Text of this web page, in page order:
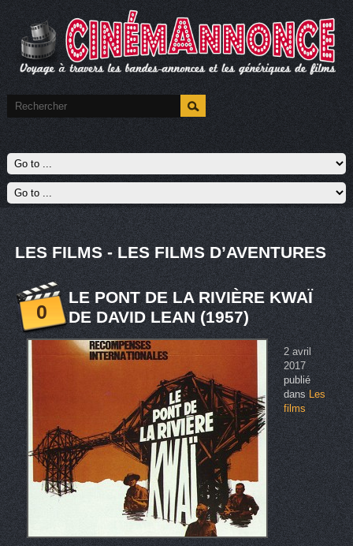
LES FILMS - LES FILMS D’AVENTURES
0
LE PONT DE LA RIVIÈRE KWAÏ
DE DAVID LEAN (1957)
2 avril
2017
publié
dansLes
films